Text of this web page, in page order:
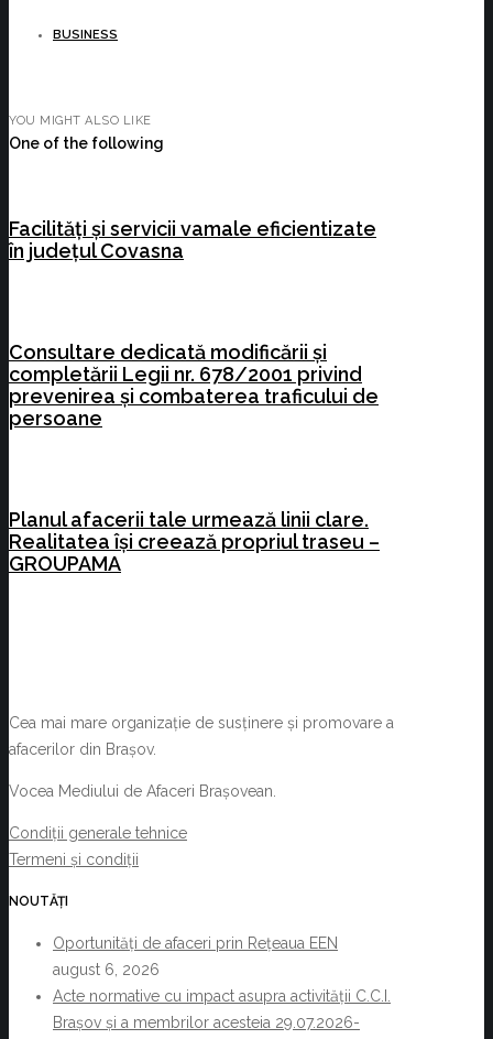
BUSINESS
YOU MIGHT ALSO LIKE
One of the following
Facilități și servicii vamale eficientizate
în județul Covasna
Consultare dedicată modificării și
completării Legii nr. 678/2001 privind
prevenirea și combaterea traficului de
persoane
Planul afacerii tale urmează linii clare.
Realitatea își creează propriul traseu –
GROUPAMA
Cea mai mare organizație de susținere și promovare a
afacerilor din Brașov.
Vocea Mediului de Afaceri Brașovean.
Condiții generale tehnice
Termeni și condiții
NOUTĂȚI
Oportunități de afaceri prin Rețeaua EEN
august 6, 2026
Acte normative cu impact asupra activității C.C.I.
Brașov și a membrilor acesteia 29.07.2026-